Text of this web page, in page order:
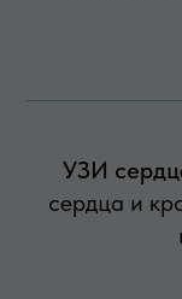
УЗИ
сердца и